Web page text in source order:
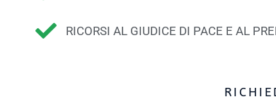
RICORSI AL GIUDICE DI PACE E AL